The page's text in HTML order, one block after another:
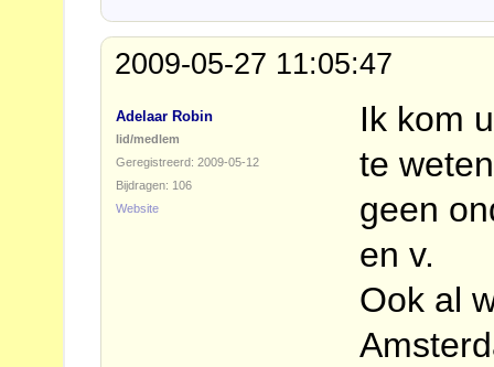
2009-05-27 11:05:47
Adelaar Robin
lid/medlem
Geregistreerd: 2009-05-12
Bijdragen: 106
Website
Ik kom
te
geen
en v.
Ook al